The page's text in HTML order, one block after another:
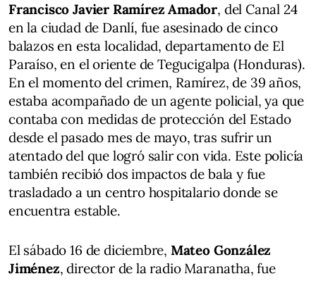
Francisco Javier Ramírez Amador, del Canal 24
en la ciudad de Danlí, fue asesinado de cinco
balazos en esta localidad, departamento de El
Paraíso, en el oriente de Tegucigalpa (Honduras).
En el momento del crimen, Ramírez, de 39 años,
estaba acompañado de un agente policial, ya que
contaba con medidas de protección del Estado
desde el pasado mes de mayo, tras sufrir un
atentado del que logró salir con vida. Este policía
también recibió dos impactos de bala y fue
trasladado a un centro hospitalario donde se
encuentra estable.
El sábado 16 de diciembre, Mateo González
Jiménez, director de la radio Maranatha, fue